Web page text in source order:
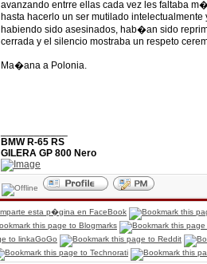
avanzando entrre ellas cada vez les faltaba
hasta hacerlo un ser mutilado
habiendo sido asesinados, hab�an sido
cerrada y el silencio mostraba un respeto
Ma�ana a Polonia.
BMW R-65 RS
GILERA GP 800 Nero